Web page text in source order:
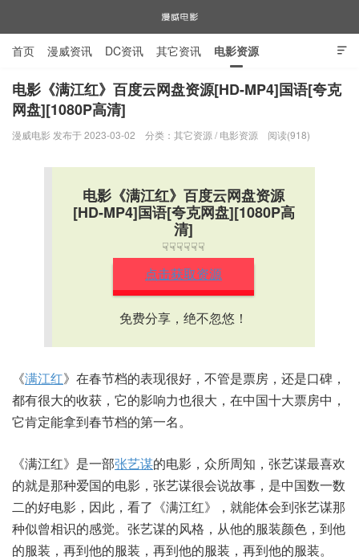
漫威电影

首页 漫威资讯 DC资讯 其它资讯 电影资源
电视剧资源 漫威图片
电影《满江红》百度云网盘资源[HD-MP4]国语[夸克
网盘][1080P高清]
漫威电影 发布于 2023-03-02 分类： 其它资源 / 电影资源 阅读(918)
电影《满江红》百度云网盘资源
[HD-MP4]国语[夸克网盘][1080P高
清]
☟☟☟☟☟☟
点击获取资源
免费分享，绝不忽悠！
《满江红》在春节档的表现很好，不管是票房，还是口碑，
都有很大的收获，它的影响力也很大，在中国十大票房中，
它肯定能拿到春节档的第一名。
《满江红》是一部张艺谋的电影，众所周知，张艺谋最喜欢
的就是那种爱国的电影，张艺谋很会说故事，是中国数一数
二的好电影，因此，看了《满江红》，就能体会到张艺谋那
种似曾相识的感觉。张艺谋的风格，从他的服装颜色，到他
的服装，再到他的服装，再到他的服装，再到他的服装。